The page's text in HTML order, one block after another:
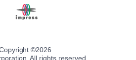
©2026
All rights reserved.